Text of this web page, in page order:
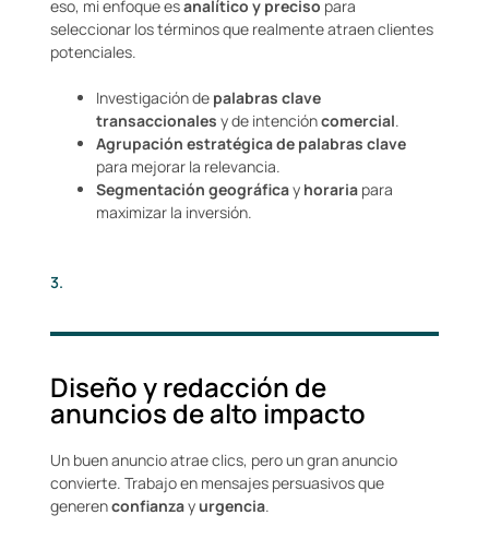
eso, mi enfoque esanalítico y preciso para
seleccionar los términos que realmente atraen clientes
potenciales.
Investigación de palabras clave
transaccionales y de intencióncomercial.
Agrupación estratégica de palabras clave
para mejorar la relevancia.
Segmentación geográficay horaria para
maximizar la inversión.
3.
Diseño y redacción de
anuncios de alto impacto
Un buen anuncio atrae clics, pero un gran anuncio
convierte. Trabajo en mensajes persuasivos que
generenconfianzayurgencia.